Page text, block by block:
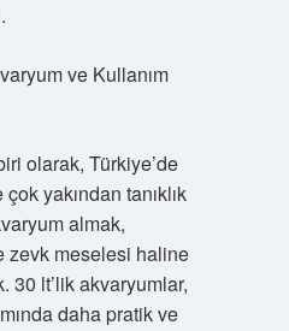
ve Kullanım
olarak, Türkiye’de
yakından tanıklık
almak,
zevk meselesi haline
30 lt’lik akvaryumlar,
daha pratik ve